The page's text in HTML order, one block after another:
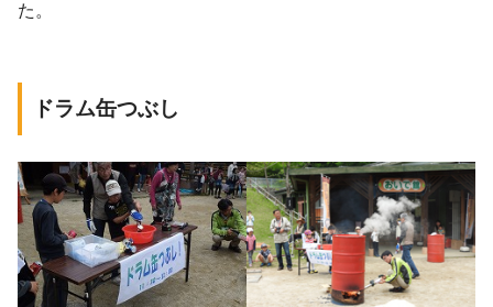
た。
ドラム缶つぶし